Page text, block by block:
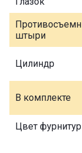
штыри
Цилиндр
В комплекте
Цвет